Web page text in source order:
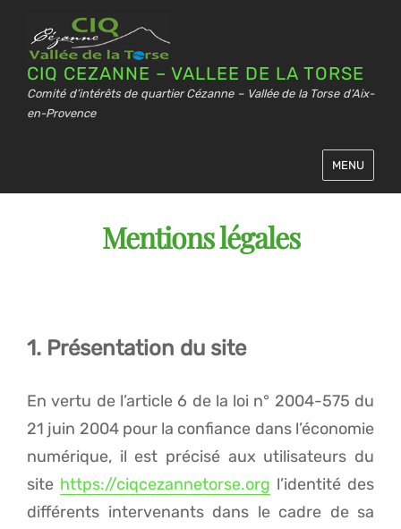
CIQ CEZANNE – VALLEE DE LA TORSE
Comité d’intérêts de quartier Cézanne – Vallée de la Torse d’Aix-
en-Provence
MENU
Mentions légales
1. Présentation du site
En vertu de l’article 6 de la loi n° 2004-575 du
21 juin 2004 pour la confiance dans l’économie
numérique, il est précisé aux utilisateurs du
site https://ciqcezannetorse.org l’identité des
différents intervenants dans le cadre de sa